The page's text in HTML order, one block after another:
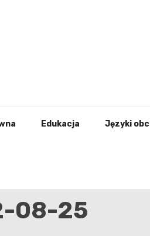
Edukacja Języki
08-25